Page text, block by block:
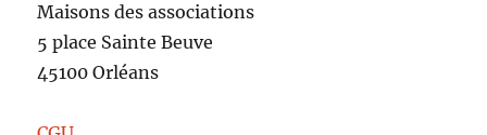
Maisons des associations
5 place Sainte Beuve
45100 Orléans